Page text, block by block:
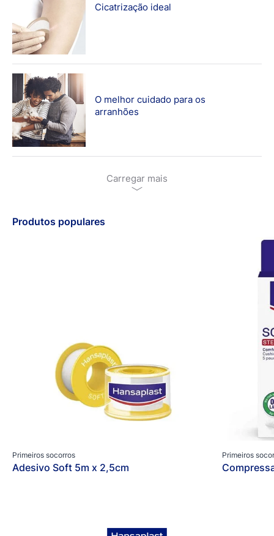
Cicatrização ideal
O melhor cuidado para os
arranhões
Carregar mais
Produtos populares
Primeiros socorros
Adesivo Soft 5m x 2,5cm
Primeiros